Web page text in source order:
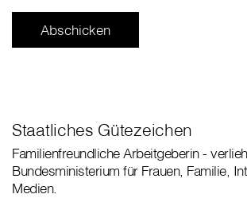
Staatliches Gütezeichen
Familienfreundliche Arbeitgeberin -
Bundesministerium für Frauen, Familie,
Medien.